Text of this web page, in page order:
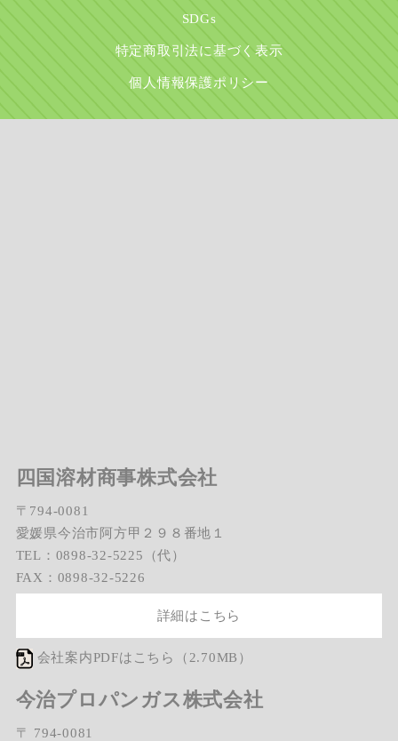
SDGs
特定商取引法に基づく表示
個人情報保護ポリシー
四国溶材商事株式会社
〒794-0081
愛媛県今治市阿方甲２９８番地１
TEL：0898-32-5225（代）
FAX：0898-32-5226
詳細はこちら
会社案内PDFはこちら（2.70MB）
今治プロパンガス株式会社
〒 794-0081